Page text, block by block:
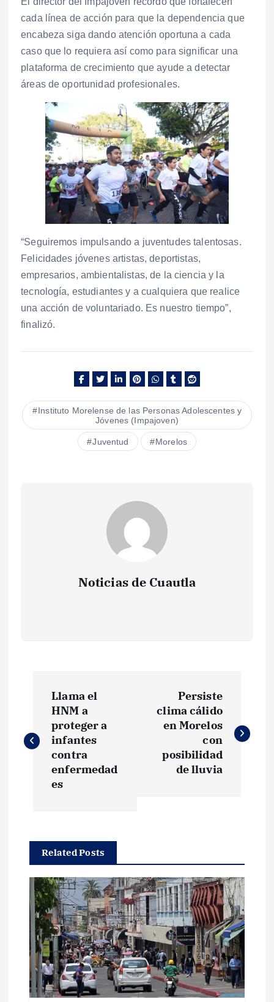
cada línea de acción para que la dependencia que
encabeza siga dando atención oportuna a cada
caso que lo requiera así como para significar una
plataforma de crecimiento que ayude a detectar
áreas de oportunidad profesionales.
“Seguiremos impulsando a juventudes talentosas.
Felicidades jóvenes artistas, deportistas,
empresarios, ambientalistas, de la ciencia y la
tecnología, estudiantes y a cualquiera que realice
una acción de voluntariado. Es nuestro tiempo”,
finalizó.
Instituto Morelense de las Personas Adolescentes y
Jóvenes (Impajoven)
Juventud Morelos
Noticias de Cuautla
v
a
c
ó
n
d
Llama el
HNM a
proteger a
infantes
contra
enfermedad
es
Persiste
clima cálido
en Morelos
con
posibilidad
de lluvia
Related Posts